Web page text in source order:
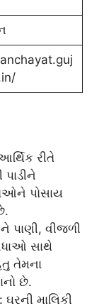
રીતે
પોસાય
પાણી, વીજળી
સાથે
તેમના
છે.
: ઘરની માલિકી